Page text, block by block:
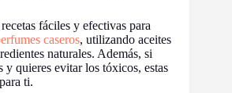
fáciles y efectivas para
caseros, utilizando aceites
naturales. Además, si
y quieres evitar los tóxicos, estas
ti.